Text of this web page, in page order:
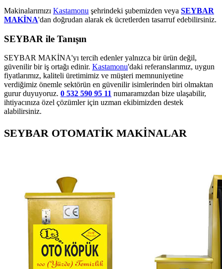
Makinalarımızı Kastamonu şehrindeki şubemizden veya SEYBAR
MAKİNA'dan doğrudan alarak ek ücretlerden tasarruf edebilirsiniz.
SEYBAR ile Tanışın
SEYBAR MAKİNA'yı tercih edenler yalnızca bir ürün değil,
güvenilir bir iş ortağı edinir. Kastamonu'daki referanslarımız, uygun
fiyatlarımız, kaliteli üretimimiz ve müşteri memnuniyetine
verdiğimiz önemle sektörün en güvenilir isimlerinden biri olmaktan
gurur duyuyoruz. 0 532 590 95 11 numaramızdan bize ulaşabilir,
ihtiyacınıza özel çözümler için uzman ekibimizden destek
alabilirsiniz.
SEYBAR OTOMATİK MAKİNALAR